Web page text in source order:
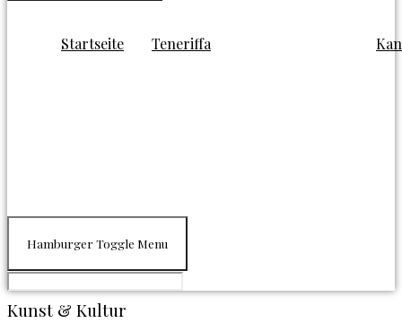
Startseite Teneriffa
Hamburger Toggle Menu
Kunst & Kultur